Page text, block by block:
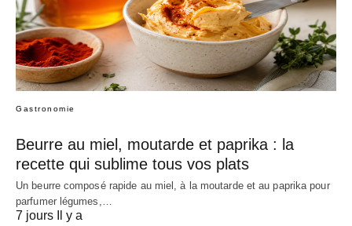
Gastronomie
Beurre au miel, moutarde et paprika : la
recette qui sublime tous vos plats
Un beurre composé rapide au miel, à la moutarde et au paprika pour
parfumer légumes,…
7 jours Il y a